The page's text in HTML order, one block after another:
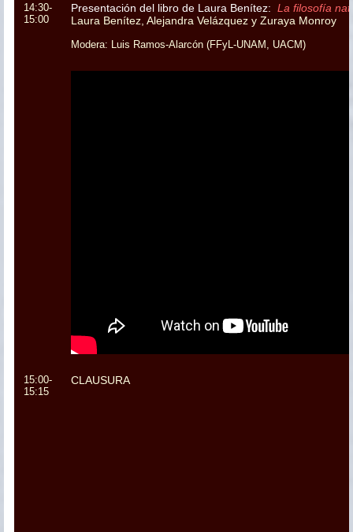
14:30-
15:00
Presentación del libro de Laura Benítez: La filosofía
Laura Benítez, Alejandra Velázquez y Zuraya Monroy
Modera: Luis Ramos-Alarcón (FFyL-UNAM, UACM)
15:00-
15:15
CLAUSURA